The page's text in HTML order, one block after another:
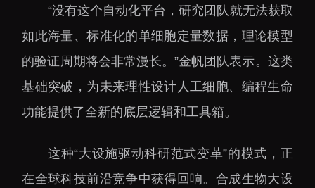
“没有这个自动化平台，研究团队就无法获取
如此海量、标准化的单细胞定量数据，理论模型
的验证周期将会非常漫长。”金帆团队表示。这类
基础突破，为未来理性设计人工细胞、编程生命
功能提供了全新的底层逻辑和工具箱。
这种“大设施驱动科研范式变革”的模式，正
在全球科技前沿竞争中获得回响。合成生物大设